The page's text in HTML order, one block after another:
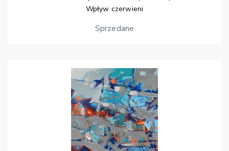
Wpływ czerwieni
Sprzedane